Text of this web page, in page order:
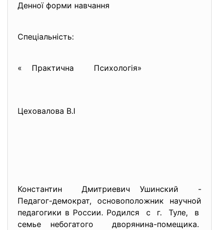
Денної форми навчання
Спеціальність:
« Практична Психологія»
Цеховалова В.І
Константин Дмитриевич Ушинский -
Педагог-демократ, основоположник научной
педагогики в России. Родился с г. Туле, в
семье небогатого дворянина-помещика.